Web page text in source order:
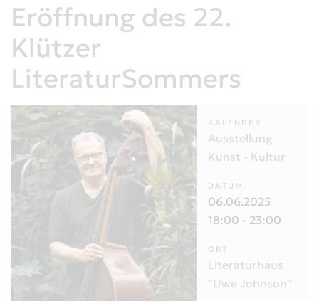
Eröffnung des 22.
Klützer
LiteraturSommers
KALENDER
Ausstellung -
Kunst - Kultur
DATUM
06.06.2025
18:00 - 23:00
ORT
Literaturhaus
"Uwe Johnson"